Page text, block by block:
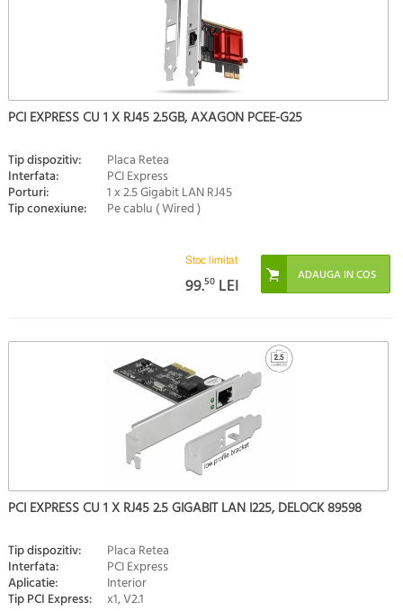
PCI EXPRESS CU 1 X RJ45 2.5GB, AXAGON PCEE-G25
Tip dispozitiv: Placa Retea
Interfata: PCI Express
Porturi: 1 x 2.5 Gigabit LAN RJ45
Tip conexiune: Pe cablu ( Wired )
Stoc limitat
99.50 LEI
PCI EXPRESS CU 1 X RJ45 2.5 GIGABIT LAN I225, DELOCK 89598
Tip dispozitiv: Placa Retea
Interfata: PCI Express
Aplicatie: Interior
Tip PCI Express: x1, V2.1